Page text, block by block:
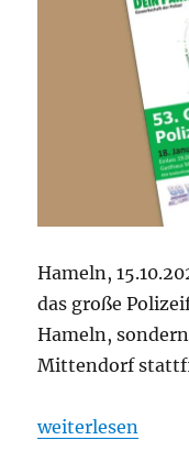
Hameln,
das große
Hameln,
Mittendorf
weiterlesen